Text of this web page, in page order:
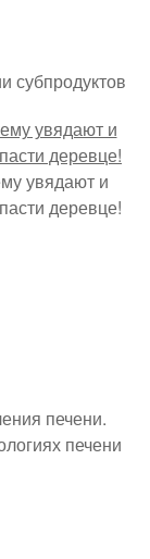
субпродуктов
увядают и
деревце!
печени.
печени